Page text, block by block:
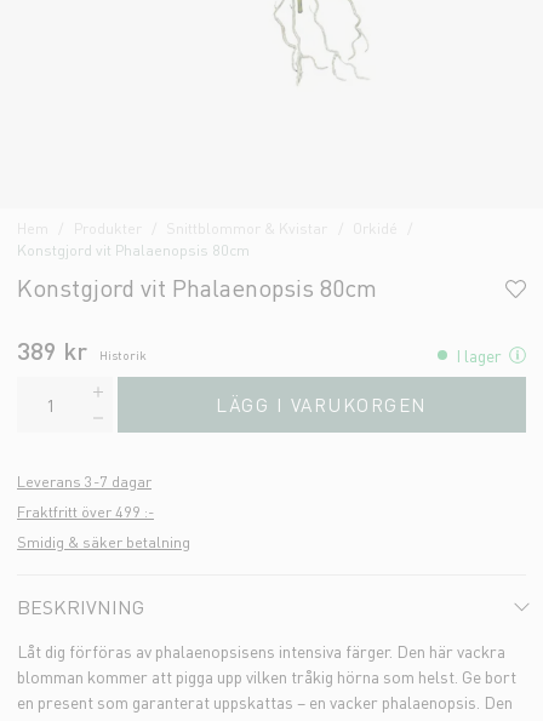
Hem Produkter Snittblommor & Kvistar
Konstgjord vit Phalaenopsis 80cm
Konstgjord vit Phalaenopsis 80cm
389 kr Historik I lager
LÄGG I VARUKORGEN
Leverans 3-7 dagar
Fraktfritt över 499 :-
Smidig & säker betalning
BESKRIVNING
Låt dig förföras av phalaenopsisens intensiva färger. Den här vackra
blomman kommer att pigga upp vilken tråkig hörna som helst. Ge bort
en present som garanterat uppskattas – en vacker phalaenopsis. Den